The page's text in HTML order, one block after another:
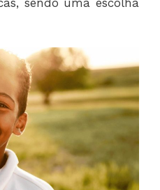
sendo uma escolha